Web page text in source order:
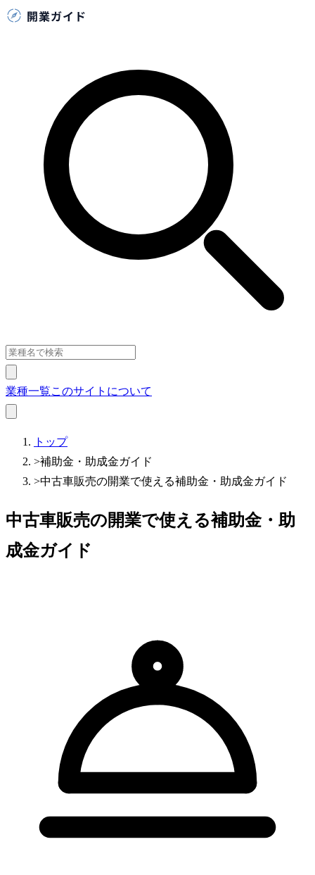
業種一覧このサイトについて
トップ
>補助金・助成金ガイド
>中古車販売の開業で使える補助金・助成金ガイド
中古車販売の開業で使える補助金・助
成金ガイド